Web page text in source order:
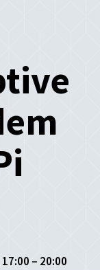
– 20:00